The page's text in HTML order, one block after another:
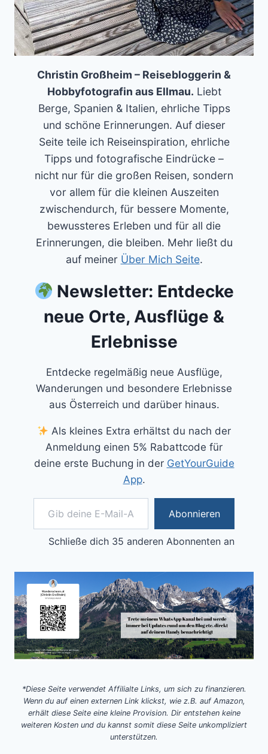
Christin Großheim – Reisebloggerin &
Hobbyfotografin aus Ellmau. Liebt
Berge, Spanien & Italien, ehrliche Tipps
und schöne Erinnerungen. Auf dieser
Seite teile ich Reiseinspiration, ehrliche
Tipps und fotografische Eindrücke –
nicht nur für die großen Reisen, sondern
vor allem für die kleinen Auszeiten
zwischendurch, für bessere Momente,
bewussteres Erleben und für all die
Erinnerungen, die bleiben. Mehr ließt du
auf meiner Über Mich Seite.
Newsletter: Entdecke
neue Orte, Ausflüge &
Erlebnisse
Entdecke regelmäßig neue Ausflüge,
Wanderungen und besondere Erlebnisse
aus Österreich und darüber hinaus.
Als kleines Extra erhältst du nach der
Anmeldung einen 5% Rabattcode für
deine erste Buchung in der GetYourGuide
App.
Gib deine E-Mail-Adresse ein ...
Abonnieren
Schließe dich 35 anderen Abonnenten an
*Diese Seite verwendet Affilialte Links, um sich zu finanzieren.
Wenn du auf einen externen Link klickst, wie z.B. auf Amazon,
erhält diese Seite eine kleine Provision. Dir entstehen keine
weiteren Kosten und du kannst somit diese Seite unkompliziert
unterstützen.